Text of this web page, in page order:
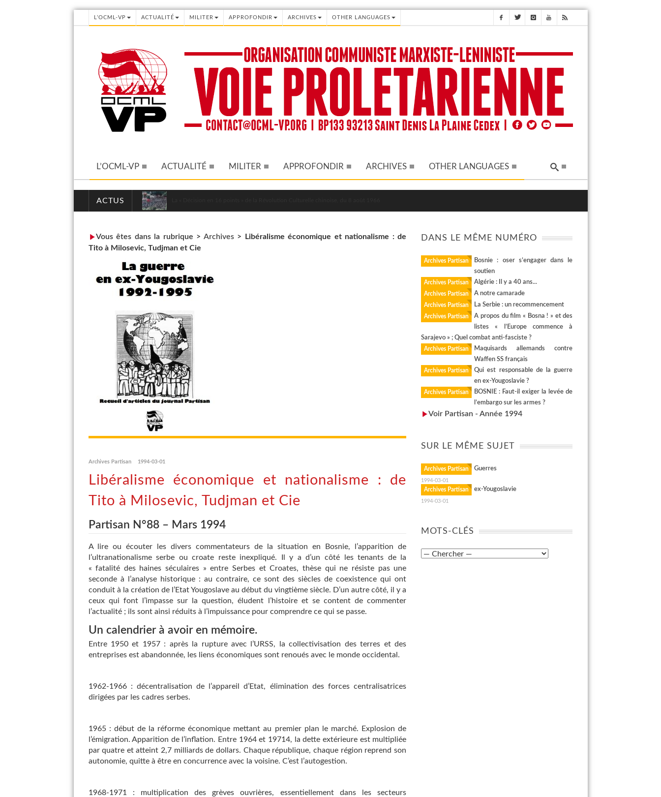
L’OCML-VP ACTUALITÉ MILITER APPROFONDIR ARCHIVES OTHER LANGUAGES
L’OCML-VP ACTUALITÉ MILITER APPROFONDIR ARCHIVES OTHER LANGUAGES
ACTUS
Vous êtes dans la rubrique > Archives>
Libéralisme économique et nationalisme : de
Tito à Milosevic, Tudjman et Cie
Archives Partisan 1994-03-01
Libéralisme économique et nationalisme : de
Tito à Milosevic, Tudjman et Cie
Partisan N°88 – Mars 1994
A lire ou écouter les divers commentateurs de la situation en Bosnie, l’apparition de
l’ultranationalisme serbe ou croate reste inexpliqué. Il y a d’un côté les tenants de la
« fatalité des haines séculaires » entre Serbes et Croates, thèse qui ne résiste pas une
seconde à l’analyse historique : au contraire, ce sont des siècles de coexistence qui ont
conduit à la création de l’Etat Yougoslave au début du vingtième siècle. D’un autre côté, il y a
ceux qui font l’impasse sur la question, éludent l’histoire et se content de commenter
l’actualité ; ils sont ainsi réduits à l’impuissance pour comprendre ce qui se passe.
Un calendrier à avoir en mémoire.
Entre 1950 et 1957 : après la rupture avec l’URSS, la collectivisation des terres et des
entreprises est abandonnée, les liens économiques sont renoués avec le monde occidental.
1962-1966 : décentralisation de l’appareil d’Etat, élimination des forces centralisatrices
dirigées par les cadres serbes.
1965 : début de la réforme économique mettant au premier plan le marché. Explosion de
l’émigration. Apparition de l’inflation. Entre 1964 et 19714, la dette extérieure est multipliée
par quatre et atteint 2,7 milliards de dollars. Chaque république, chaque région reprend son
autonomie, quitte à être en concurrence avec la voisine. C’est l’autogestion.
1968-1971 : multiplication des grèves ouvrières, essentiellement dans les secteurs
DANS LE MÊME NUMÉRO
Archives Partisan
Bosnie : oser s’engager dans le
soutien
Archives Partisan Algérie : Il y a 40 ans...
Archives Partisan A notre camarade
Archives Partisan La Serbie : un recommencement
Archives Partisan
A propos du film « Bosna ! » et des
listes « l’Europe commence à
Sarajevo » ; Quel combat anti-fasciste ?
Archives Partisan
Maquisards allemands contre
Waffen SS français
Archives Partisan
Qui est responsable de la guerre
en ex-Yougoslavie ?
Archives Partisan
BOSNIE : Faut-il exiger la levée de
l’embargo sur les armes ?
Voir Partisan - Année 1994
SUR LE MÊME SUJET
Archives Partisan Guerres
1994-03-01
Archives Partisan ex-Yougoslavie
1994-03-01
MOTS-CLÉS